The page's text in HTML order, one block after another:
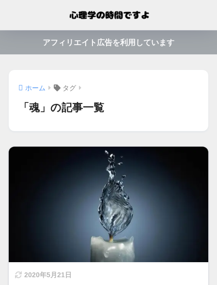
アフィリエイト広告を利用しています
ホーム タグ
「魂」の記事一覧
2020年5月21日